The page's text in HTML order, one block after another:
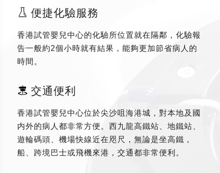
便捷化驗服務
香港試管嬰兒中心的化驗所位置就在隔鄰，化驗報
告一般約2個小時就有結果，能夠更加節省病人的
時間。
交通便利
香港試管嬰兒中心位於尖沙咀海港城，對本地及國
内外的病人都非常方便。西九龍高鐵站、地鐵站、
遊輪碼頭、機場快線近在咫尺，無論是坐高鐵，
船、跨境巴士或飛機來港，交通都非常便利。